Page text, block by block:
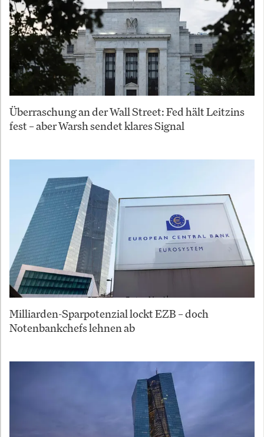
Überraschung an der Wall Street: Fed hält Leitzins
fest – aber Warsh sendet klares Signal
Milliarden-Sparpotenzial lockt EZB – doch
Notenbankchefs lehnen ab